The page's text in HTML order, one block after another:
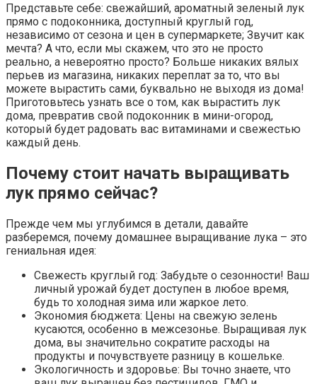
Представьте себе: свежайший, ароматный зеленый лук
прямо с подоконника, доступный круглый год,
независимо от сезона и цен в супермаркете; Звучит как
мечта? А что, если мы скажем, что это не просто
реально, а невероятно просто? Больше никаких вялых
перьев из магазина, никаких переплат за то, что вы
можете вырастить сами, буквально не выходя из дома!
Приготовьтесь узнать все о том, как вырастить лук
дома, превратив свой подоконник в мини-огород,
который будет радовать вас витаминами и свежестью
каждый день.
Почему стоит начать выращивать
лук прямо сейчас?
Прежде чем мы углубимся в детали, давайте
разберемся, почему домашнее выращивание лука – это
гениальная идея:
Свежесть круглый год: Забудьте о сезонности! Ваш
личный урожай будет доступен в любое время,
будь то холодная зима или жаркое лето.
Экономия бюджета: Цены на свежую зелень
кусаются, особенно в межсезонье. Выращивая лук
дома, вы значительно сократите расходы на
продукты и почувствуете разницу в кошельке.
Экологичность и здоровье: Вы точно знаете, что